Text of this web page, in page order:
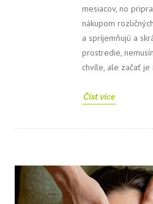
mesiacov, no
nákupom
a spríjemňujú a
prostredie,
chvíle, ale začať je
Číst více